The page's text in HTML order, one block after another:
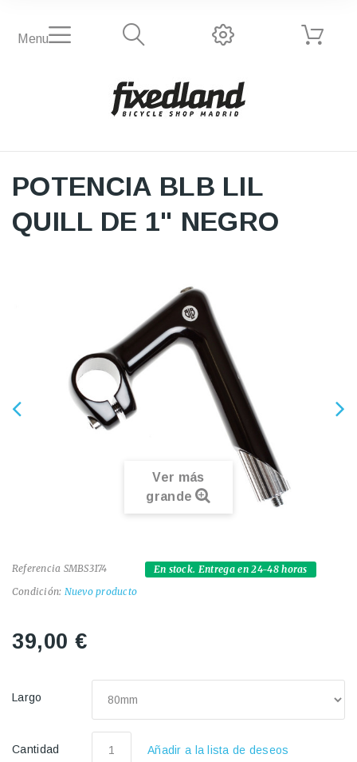
Menu
POTENCIA BLB LIL
QUILL DE 1" NEGRO
Ver más
grande
Referencia SMBS3174
Condición: Nuevo producto
En stock. Entrega en 24-48 horas
39,00 €
Largo
Cantidad Añadir a la lista de deseos